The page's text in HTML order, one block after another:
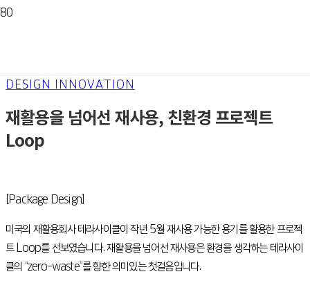
DESIGN INNOVATION
재활용을 넘어선 재사용, 친환경 프로젝트
Loop
[Package Design]
미국의 재활용회사 테라사이클이 작년 5월 재사용 가능한 용기를 활용한 프로젝
트 Loop를 선보였습니다. 재활용을 넘어선 재사용은 환경을 생각하는 테라사이
클의 “zero-waste”를 향한 의미있는 첫걸음입니다.